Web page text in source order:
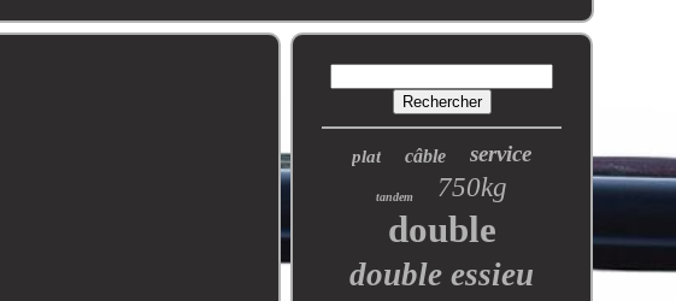
plat câble service
tandem 750kg
double
double essieu